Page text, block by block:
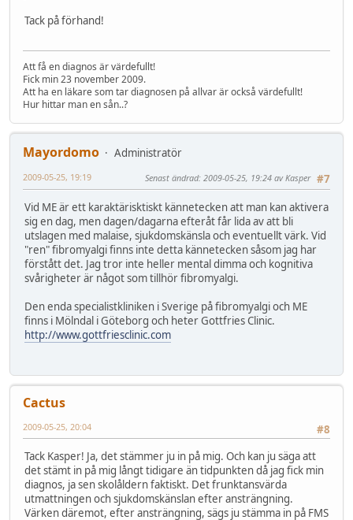
Tack på förhand!
Att få en diagnos är värdefullt!
Fick min 23 november 2009.
Att ha en läkare som tar diagnosen på allvar är också värdefullt!
Hur hittar man en sån..?
Mayordomo
Administratör
#7
2009-05-25, 19:19 Senast ändrad: 2009-05-25, 19:24 av Kasper
Vid ME är ett karaktärisktiskt kännetecken att man kan aktivera
sig en dag, men dagen/dagarna efteråt får lida av att bli
utslagen med malaise, sjukdomskänsla och eventuellt värk. Vid
"ren" fibromyalgi finns inte detta kännetecken såsom jag har
förstått det. Jag tror inte heller mental dimma och kognitiva
svårigheter är något som tillhör fibromyalgi.
Den enda specialistkliniken i Sverige på fibromyalgi och ME
finns i Mölndal i Göteborg och heter Gottfries Clinic.
http://www.gottfriesclinic.com
Cactus
#8
2009-05-25, 20:04
Tack Kasper! Ja, det stämmer ju in på mig. Och kan ju säga att
det stämt in på mig långt tidigare än tidpunkten då jag fick min
diagnos, ja sen skolåldern faktiskt. Det frunktansvärda
utmattningen och sjukdomskänslan efter ansträngning.
Värken däremot, efter ansträngning, sägs ju stämma in på FMS